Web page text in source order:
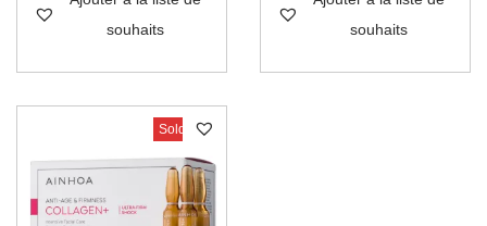
souhaits
souhaits
Sold Out